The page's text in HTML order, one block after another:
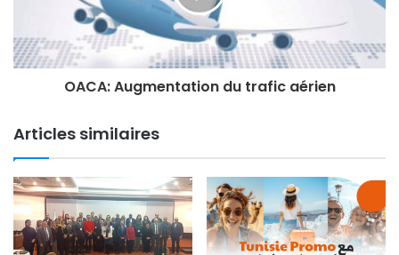
OACA: Augmentation du trafic aérien
Articles similaires